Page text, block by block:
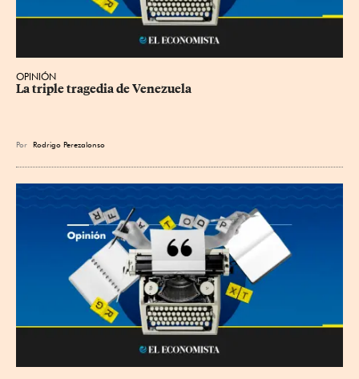
OPINIÓN
La triple tragedia de Venezuela
Por Rodrigo Perezalonso